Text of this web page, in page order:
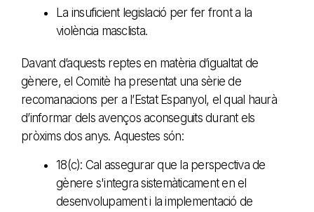
La insuficient legislació per fer front a la
violència masclista.
Davant d’aquests reptes en matèria d’igualtat de
gènere, el Comitè ha presentat una sèrie de
recomanacions per a l’Estat Espanyol, el qual haurà
d’informar dels avenços aconseguits durant els
pròxims dos anys. Aquestes són:
18(c): Cal assegurar que la perspectiva de
gènere s'integra sistemàticament en el
desenvolupament i la implementació de